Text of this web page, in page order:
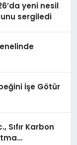
yeni nesil
sergiledi
İşe Götür
Sıfır Karbon